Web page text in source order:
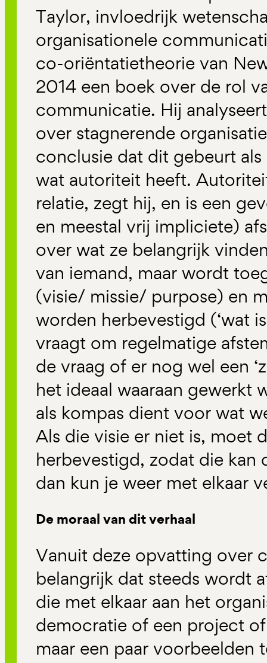
Taylor, invloedrijk
organisationele
co-oriëntatietheorie van
2014 een boek over de rol
communicatie. Hij
over stagnerende
conclusie dat dit gebeurt
wat autoriteit heeft.
relatie, zegt hij, en is een
en meestal vrij impliciete)
over wat ze belangrijk
van iemand, maar wordt
(visie/ missie/ purpose) en
worden herbevestigd (‘wat
vraagt om regelmatige
de vraag of er nog wel een
het ideaal waaraan gewerkt
als kompas dient voor wat
Als die visie er niet is, moet
herbevestigd, zodat die kan
dan kun je weer met elkaar
De moraal van dit verhaal
Vanuit deze opvatting over
belangrijk dat steeds wordt
die met elkaar aan het
democratie of een project
maar een paar voorbeelden